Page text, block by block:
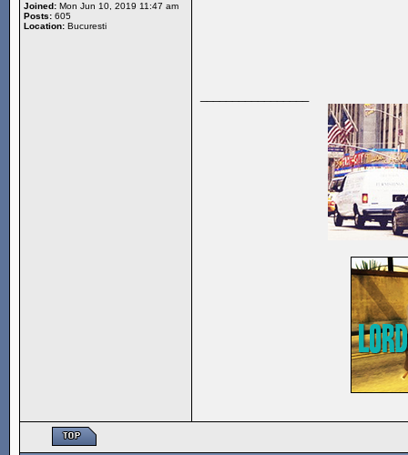
Joined: Mon Jun 10, 2019 11:47 am
Posts: 605
Location: Bucuresti